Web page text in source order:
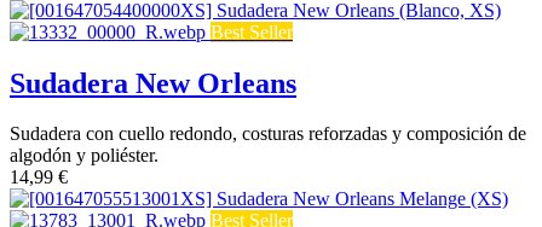
Best Seller
Sudadera New Orleans
Sudadera con cuello redondo, costuras reforzadas y composición de
algodón y poliéster.
14,99 €
Best Seller